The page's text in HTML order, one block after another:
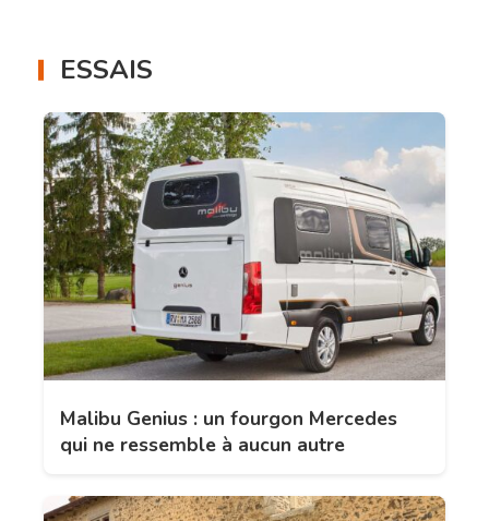
ESSAIS
Malibu Genius : un fourgon Mercedes
qui ne ressemble à aucun autre